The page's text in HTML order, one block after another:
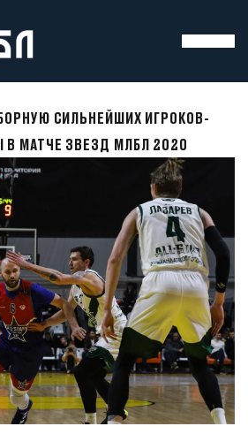
СИЛЬНЕЙШИХ ИГРОКОВ-
МАТЧЕ ЗВЕЗД МЛБЛ 2020